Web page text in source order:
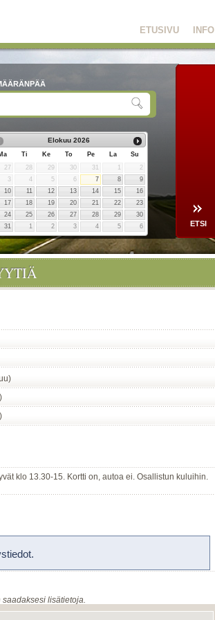
INFO
ETUSIVU
Elokuu 2026
Ti Ke To Pe La
Su
27
28 29 30 31
2
3
4 5 6 7 8
9
10
11 12 13 14 15
16
17
18 19 20 21 22
23
24
25 26 27 28 29
30
31
1 2 3 4 5 6
klo 13.30-15. Kortti on, autoa ei. Osallistun kuluihin.
lisätietoja.